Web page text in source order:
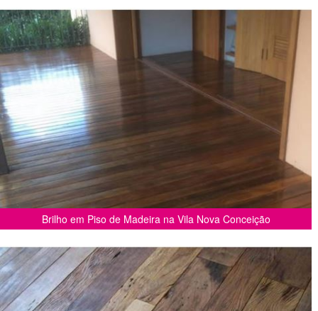
Brilho em Piso de Madeira na Vila Nova Conceição